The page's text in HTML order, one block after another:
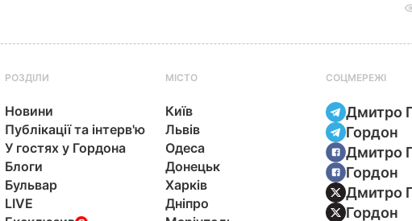
РОЗДІЛИ
Новини
Публікації та інтерв'ю
У гостях у Гордона
Блоги
Бульвар
LIVE
МІСТО
Київ
Львів
Одеса
Донецьк
Харків
Дніпро
СОЦМЕРЕЖІ
Дмитро
Гордон
Дмитро
Гордон
Дмитро
Гордон